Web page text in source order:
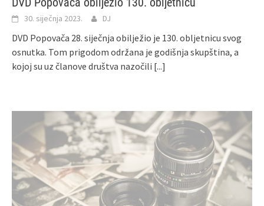
30. siječnja 2023. DJ
DVD Popovača 28. siječnja obilježio je 130. obljetnicu svog
osnutka. Tom prigodom održana je godišnja skupština, a
kojoj su uz članove društva nazočili [...]